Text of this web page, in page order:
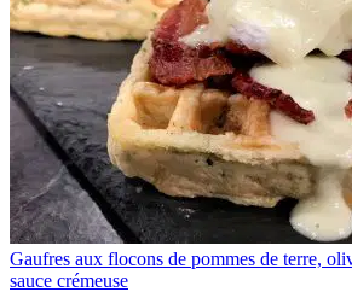
Gaufres aux flocons de pommes de terre,
sauce crémeuse